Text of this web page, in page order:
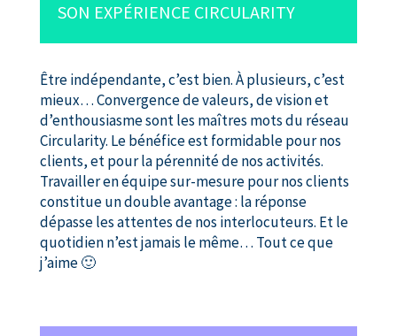
SON EXPÉRIENCE CIRCULARITY
Être indépendante, c’est bien. À plusieurs, c’est
mieux… Convergence de valeurs, de vision et
d’enthousiasme sont les maîtres mots du réseau
Circularity. Le bénéfice est formidable pour nos
clients, et pour la pérennité de nos activités.
Travailler en équipe sur-mesure pour nos clients
constitue un double avantage : la réponse
dépasse les attentes de nos interlocuteurs. Et le
quotidien n’est jamais le même… Tout ce que
j’aime 🙂